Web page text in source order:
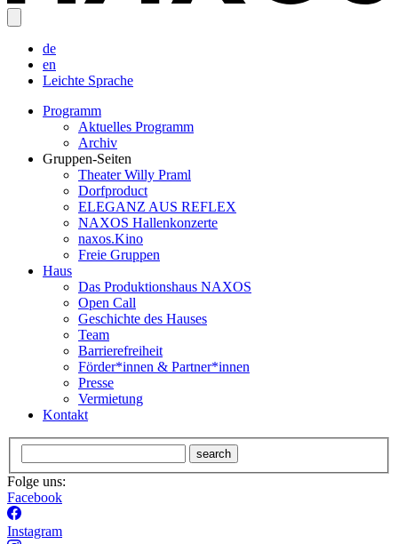
de
en
Leichte Sprache
Programm
Aktuelles Programm
Archiv
Gruppen-Seiten
Theater Willy Praml
Dorfproduct
ELEGANZ AUS REFLEX
NAXOS Hallenkonzerte
naxos.Kino
Freie Gruppen
Haus
Das Produktionshaus NAXOS
Open Call
Geschichte des Hauses
Team
Barrierefreiheit
Förder*innen & Partner*innen
Presse
Vermietung
Kontakt
search
Folge uns:
Facebook
Instagram